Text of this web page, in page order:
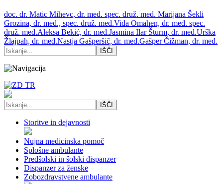
doc. dr. Matic Mihevc, dr. med. spec. druž. med. Marijana Šekli
Grozina, dr. med., spec. druž. med.Vida Omahen, dr. med. spec.
druž. med.Aleksa Bekić, dr. med.Jasmina Ilar Šturm, dr. med.Urška
Žlajpah, dr. med.Nastja Gašperšič, dr. med.Gašper Čižman, dr. med.
Storitve in dejavnosti
Nujna medicinska pomoč
Splošne ambulante
Predšolski in šolski dispanzer
Dispanzer za ženske
Zobozdravstvene ambulante